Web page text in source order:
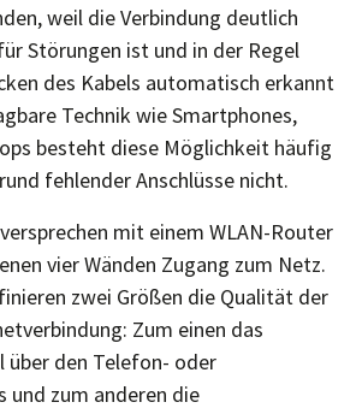
weil die Verbindung deutlich
Störungen ist und in der Regel
des Kabels automatisch erkannt
Technik wie Smartphones,
besteht diese Möglichkeit häufig
fehlender Anschlüsse nicht.
mit einem WLAN-Router
vier Wänden Zugang zum Netz.
zwei Größen die Qualität der
Zum einen das
über den Telefon- oder
und zum anderen die